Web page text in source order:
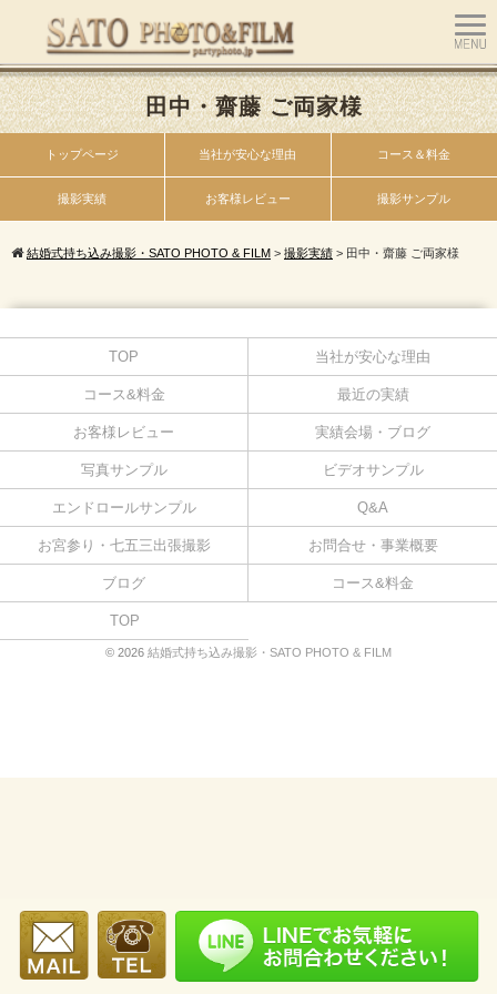
田中・齋藤 ご両家様
トップページ 当社が安心な理由 コース＆料金
撮影実績 お客様レビュー 撮影サンプル
結婚式持ち込み撮影・SATO PHOTO & FILM > 撮影実績 > 田中・齋藤 ご両家様
TOP 当社が安心な理由
コース&料金 最近の実績
お客様レビュー 実績会場・ブログ
写真サンプル ビデオサンプル
エンドロールサンプル Q&A
お宮参り・七五三出張撮影 お問合せ・事業概要
ブログ コース&料金
TOP
© 2026 結婚式持ち込み撮影・SATO PHOTO & FILM